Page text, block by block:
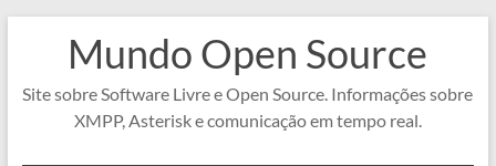
conteúdo
Mundo Open Source
Site sobre Software Livre e Open Source. Informações sobre
XMPP, Asterisk e comunicação em tempo real.